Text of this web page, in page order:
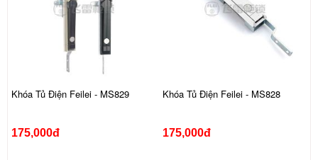
Khóa Tủ Điện Feilei - MS829
175,000đ
Khóa Tủ Điện Feilei - MS828
175,000đ